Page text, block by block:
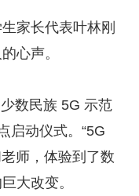
家长代表叶林刚
心声。
数民族 5G 示范
启动仪式。“5G
师，体验到了数
大改变。